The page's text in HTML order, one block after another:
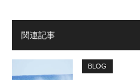
関連記事
BLOG